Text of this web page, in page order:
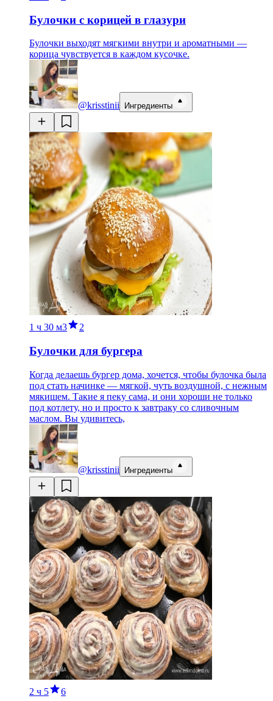
Булочки с корицей в глазури
Булочки выходят мягкими внутри и ароматными —
корица чувствуется в каждом кусочке.
@krisstinii Ингредиенты
1 ч 30 м3 2
Булочки для бургера
Когда делаешь бургер дома, хочется, чтобы булочка была
под стать начинке — мягкой, чуть воздушной, с нежным
мякишем. Такие я пеку сама, и они хороши не только
под котлету, но и просто к завтраку со сливочным
маслом. Вы удивитесь,
@krisstinii Ингредиенты
2 ч 5 6